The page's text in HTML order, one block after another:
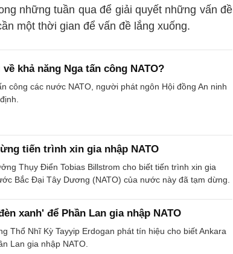
những tuần qua để giải quyết những vấn đề
một thời gian để vấn đề lắng xuống.
khả năng Nga tấn công NATO?
công các nước NATO, người phát ngôn Hội đồng An ninh
tiến trình xin gia nhập NATO
Thụy Điển Tobias Billstrom cho biết tiến trình xin gia
Bắc Đại Tây Dương (NATO) của nước này đã tạm dừng.
xanh' để Phần Lan gia nhập NATO
Thổ Nhĩ Kỳ Tayyip Erdogan phát tín hiệu cho biết Ankara
Lan gia nhập NATO.